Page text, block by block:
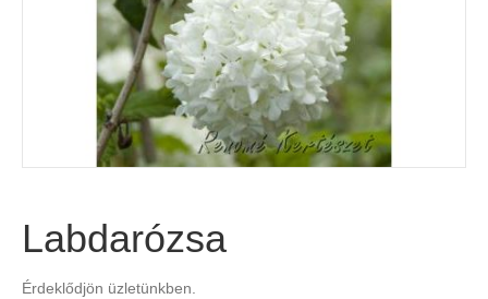
Labdarózsa
Érdeklődjön üzletünkben.